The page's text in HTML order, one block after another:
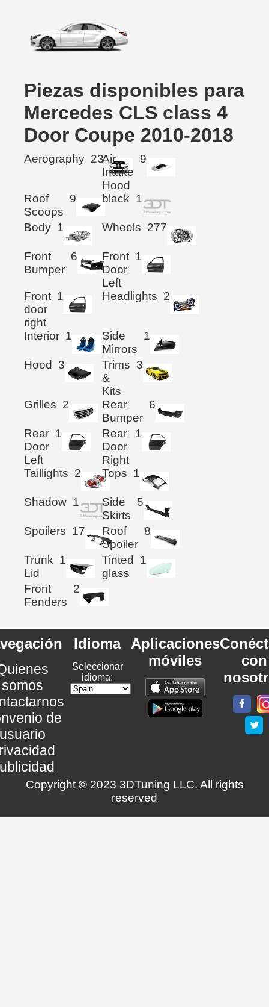
Piezas disponibles para
Mercedes CLS class 4
Door Coupe 2010-2018
Aerography 23Air
Intake
Hood
9
Roof
Scoops
9 black 1
Body 1 Wheels 277
Front
Bumper
6
Front
Door
Left
1
Front
door
right
1 Headlights 2
Interior 1
Side
Mirrors
1
Hood 3
Trims
&
Kits
3
Grilles 2
Rear
Bumper
6
Rear
Door
Left
1
Rear
Door
Right
1
Taillights 2 Tops 1
Shadow 1
Side
Skirts
5
Spoilers 17
Roof
Spoiler
8
Trunk
Lid
1
Tinted
glass
1
Front
Fenders
2
somos
de
Idioma
Seleccionar
idioma:
Aplicaciones
móviles
con
Copyright © 2023 3DTuning LLC. All rights
reserved